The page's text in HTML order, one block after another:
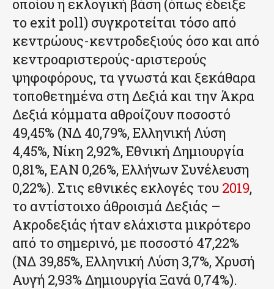
οποίου η εκλογική βάση (όπως έδειξε
το exit poll) συγκροτείται τόσο από
κεντρώους-κεντροδεξιούς όσο και από
κεντροαριστερούς-αριστερούς
ψηφοφόρους, τα γνωστά και ξεκάθαρα
τοποθετημένα στη Δεξιά και την Άκρα
Δεξιά κόμματα αθροίζουν ποσοστό
49,45% (ΝΔ 40,79%, Ελληνική Λύση
4,45%, Νίκη 2,92%, Εθνική Δημιουργία
0,81%, ΕΑΝ 0,26%, Ελλήνων Συνέλευση
0,22%). Στις εθνικές εκλογές του 2019,
το αντίστοιχο άθροισμά Δεξιάς –
Ακροδεξιάς ήταν ελάχιστα μικρότερο
από το σημερινό, με ποσοστό 47,22%
(ΝΔ 39,85%, Ελληνική Λύση 3,7%, Χρυσή
Αυγή 2,93% Δημιουργία Ξανά 0,74%).